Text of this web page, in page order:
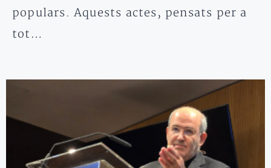
populars. Aquests actes, pensats per a
tot…